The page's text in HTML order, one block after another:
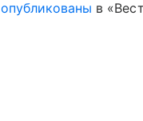
опубликованы в